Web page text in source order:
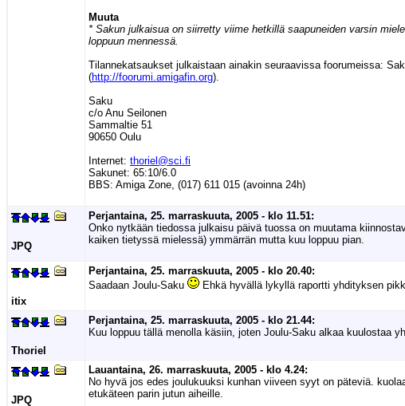
Muuta
* Sakun julkaisua on siirretty viime hetkillä saapuneiden varsin
loppuun mennessä.
Tilannekatsaukset julkaistaan ainakin seuraavissa foorumeissa:
(http://foorumi.amigafin.org).
Saku
c/o Anu Seilonen
Sammaltie 51
90650 Oulu
Internet: thoriel@sci.fi
Sakunet: 65:10/6.0
BBS: Amiga Zone, (017) 611 015 (avoinna 24h)
JPQ
Perjantaina, 25. marraskuuta, 2005 - klo 11.51:
Onko nytkään tiedossa julkaisu päivä tuossa on muutama
kaiken tietyssä mielessä) ymmärrän mutta kuu loppuu pian.
itix
Perjantaina, 25. marraskuuta, 2005 - klo 20.40:
Saadaan Joulu-Saku
Ehkä hyvällä lykyllä raportti yhdityksen
Thoriel
Perjantaina, 25. marraskuuta, 2005 - klo 21.44:
Kuu loppuu tällä menolla käsiin, joten Joulu-Saku alkaa kuulostaa
JPQ
Lauantaina, 26. marraskuuta, 2005 - klo 4.24:
No hyvä jos edes joulukuuksi kunhan viiveen syyt on päteviä.
etukäteen parin jutun aiheille.